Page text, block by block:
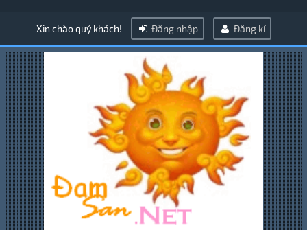
Xin chào quý khách! Đăng nhập Đăng kí